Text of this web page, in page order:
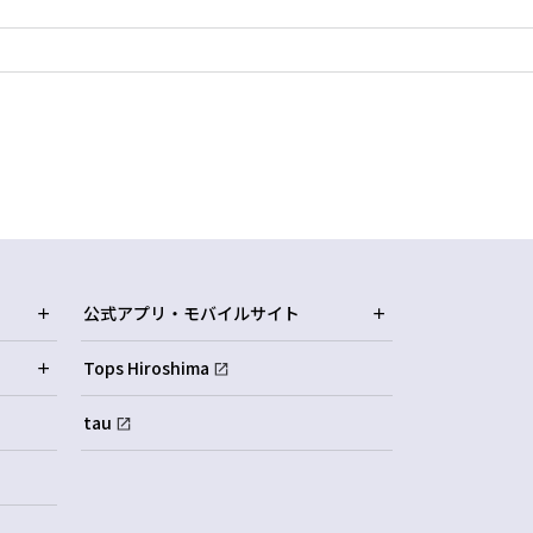
公式アプリ・モバイルサイト
Tops Hiroshima
tau